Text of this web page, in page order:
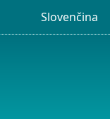
Slovenčina